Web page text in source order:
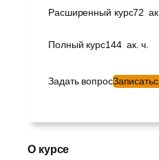
Расширенный курс72
Полный курс144 ак. ч.
Задать вопрос
О курсе